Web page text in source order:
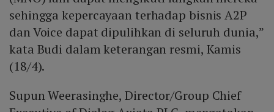
sehingga kepercayaan terhadap bisnis A2P
dan Voice dapat dipulihkan di seluruh dunia,”
kata Budi dalam keterangan resmi, Kamis
(18/4).
Supun Weerasinghe, Director/Group Chief